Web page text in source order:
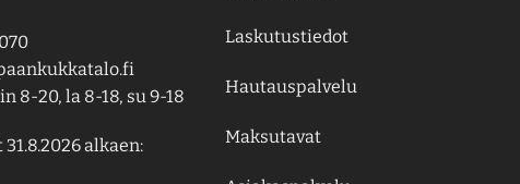
8-20, la 8-18, su 9-18
alkaen:
Laskutustiedot
Hautauspalvelu
Maksutavat